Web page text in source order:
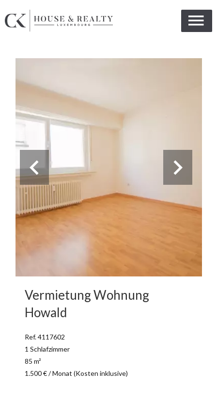
Vermietung Wohnung
Howald
Ref. 4117602
1 Schlafzimmer
85 m²
1.500 € / Monat (Kosten inklusive)